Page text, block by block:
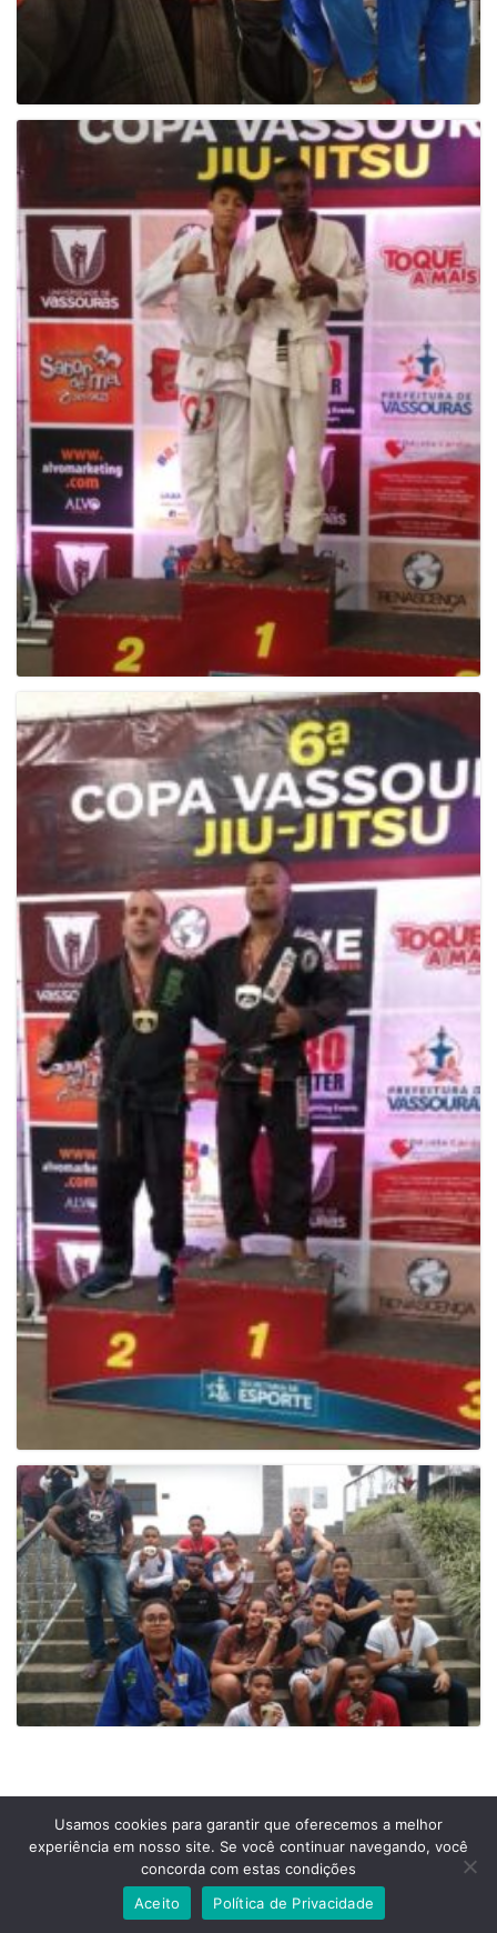
Prefeitura Municipal de Comendador Levy Gasparian
Est União Indústria, S/Nº, KM 131 Exposição, Comendador Levy Gasparian /RJ –
Telefones: (24) 2254-1344 – (24) 2254-1094
Usamos cookies para garantir que oferecemos a melhor
experiência em nosso site. Se você continuar navegando, você
concorda com estas condições
Aceito
Política de Privacidade